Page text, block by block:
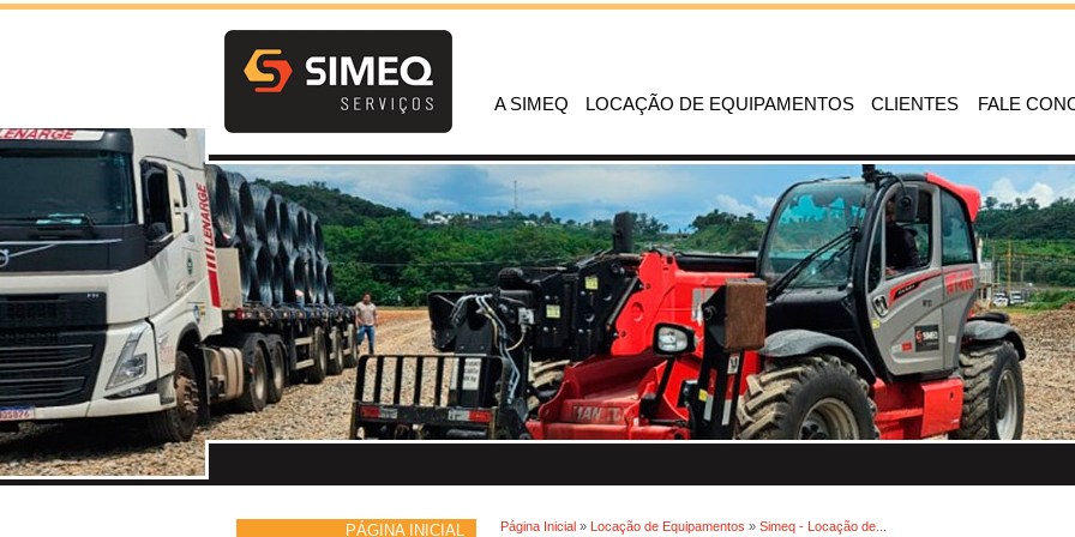
A SIMEQ LOCAÇÃO DE EQUIPAMENTOS CLIENTES FALE
PÁGINA INICIAL Página Inicial » Locação de Equipamentos » Simeq - Locação de...